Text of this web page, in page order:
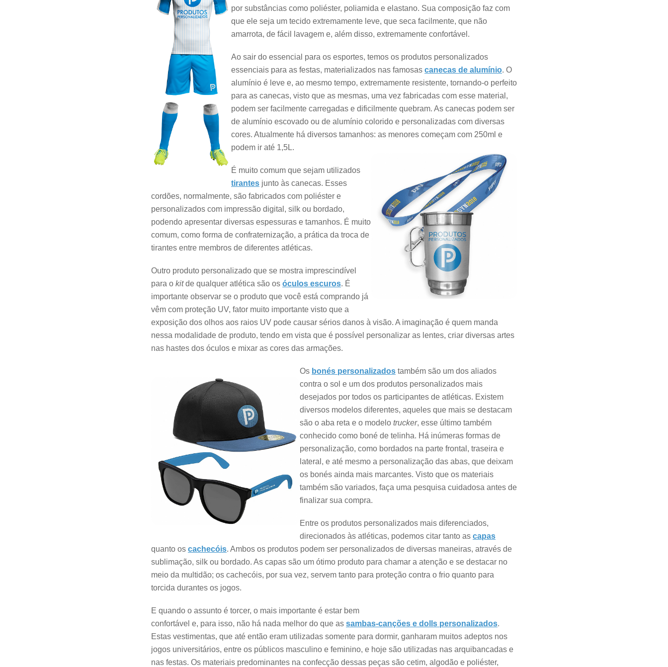
por substâncias como poliéster, poliamida e elastano. Sua composição faz com
que ele seja um tecido extremamente leve, que seca facilmente, que não
amarrota, de fácil lavagem e, além disso, extremamente confortável.
Ao sair do essencial para os esportes, temos os produtos personalizados
essenciais para as festas, materializados nas famosas canecas de alumínio. O
alumínio é leve e, ao mesmo tempo, extremamente resistente, tornando-o perfeito
para as canecas, visto que as mesmas, uma vez fabricadas com esse material,
podem ser facilmente carregadas e dificilmente quebram. As canecas podem ser
de alumínio escovado ou de alumínio colorido e personalizadas com diversas
cores. Atualmente há diversos tamanhos: as menores começam com 250ml e
podem ir até 1,5L.
É muito comum que sejam utilizados
tirantes junto às canecas. Esses
cordões, normalmente, são fabricados com poliéster e
personalizados com impressão digital, silk ou bordado,
podendo apresentar diversas espessuras e tamanhos. É muito
comum, como forma de confraternização, a prática da troca de
tirantes entre membros de diferentes atléticas.
Outro produto personalizado que se mostra imprescindível
para o kitde qualquer atlética são os óculos escuros. É
importante observar se o produto que você está comprando já
vêm com proteção UV, fator muito importante visto que a
exposição dos olhos aos raios UV pode causar sérios danos à visão. A imaginação é quem manda
nessa modalidade de produto, tendo em vista que é possível personalizar as lentes, criar diversas artes
nas hastes dos óculos e mixar as cores das armações.
Os bonés personalizados também são um dos aliados
contra o sol e um dos produtos personalizados mais
desejados por todos os participantes de atléticas. Existem
diversos modelos diferentes, aqueles que mais se destacam
são o aba reta e o modelo trucker, esse último também
conhecido como boné de telinha. Há inúmeras formas de
personalização, como bordados na parte frontal, traseira e
lateral, e até mesmo a personalização das abas, que deixam
os bonés ainda mais marcantes. Visto que os materiais
também são variados, faça uma pesquisa cuidadosa antes de
finalizar sua compra.
Entre os produtos personalizados mais diferenciados,
direcionados às atléticas, podemos citar tanto as capas
quanto os cachecóis. Ambos os produtos podem ser personalizados de diversas maneiras, através de
sublimação, silk ou bordado. As capas são um ótimo produto para chamar a atenção e se destacar no
meio da multidão; os cachecóis, por sua vez, servem tanto para proteção contra o frio quanto para
torcida durantes os jogos.
E quando o assunto é torcer, o mais importante é estar bem
confortável e, para isso, não há nada melhor do que as sambas-canções e dolls personalizados.
Estas vestimentas, que até então eram utilizadas somente para dormir, ganharam muitos adeptos nos
jogos universitários, entre os públicos masculino e feminino, e hoje são utilizadas nas arquibancadas e
nas festas. Os materiais predominantes na confecção dessas peças são cetim, algodão e poliéster,